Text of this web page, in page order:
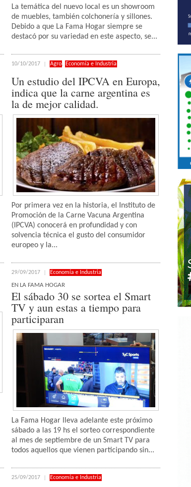
La temática del nuevo local es un showroom
de muebles, también colchonería y sillones.
Debido a que La Fama Hogar siempre se
destacó por su variedad en este aspecto, se...
10/10/2017 Agro, Economía e Industria
Un estudio del IPCVA en Europa,
indica que la carne argentina es
la de mejor calidad.
Por primera vez en la historia, el Instituto de
Promoción de la Carne Vacuna Argentina
(IPCVA) conocerá en profundidad y con
solvencia técnica el gusto del consumidor
europeo y la...
29/09/2017 Economía e Industria
EN LA FAMA HOGAR
El sábado 30 se sortea el Smart
TV y aun estas a tiempo para
participaran
La Fama Hogar lleva adelante este próximo
sábado a las 19 hs el sorteo correspondiente
al mes de septiembre de un Smart TV para
todos aquellos que vienen participando sin...
25/09/2017 Economía e Industria